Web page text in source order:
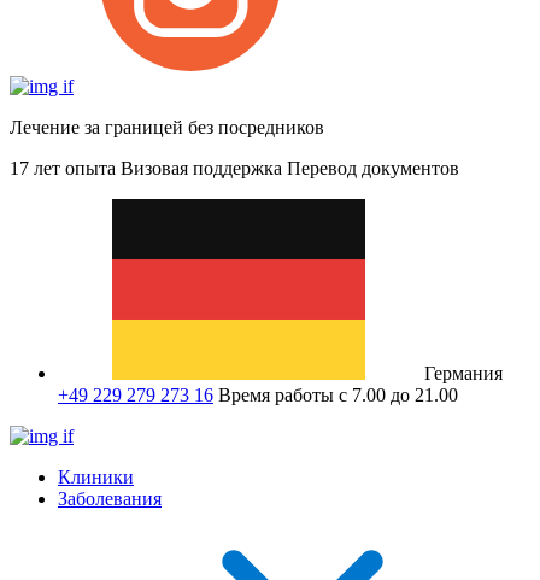
Лечение за границей без посредников
17 лет опыта Визовая поддержка Перевод документов
Германия
+49 229 279 273 16 Время работы с 7.00 до 21.00
Клиники
Заболевания